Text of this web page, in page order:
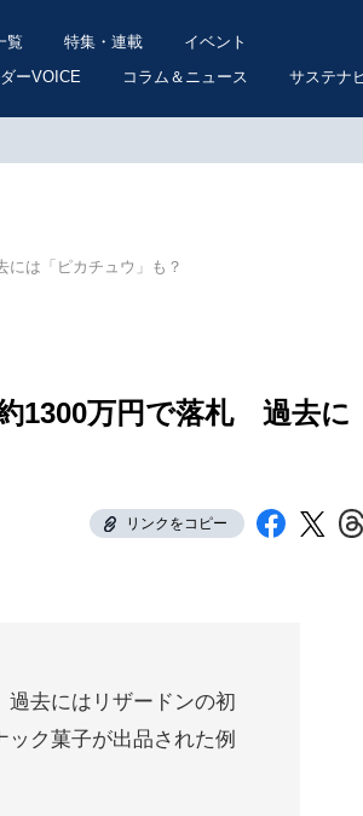
覧 特集・連載
イベント
ーVOICE コラム＆ニュース サステナ
は「ピカチュウ」も？
1300万円で落札 過去に
リンクをコピー
過去にはリザードンの初
ク菓子が出品された例